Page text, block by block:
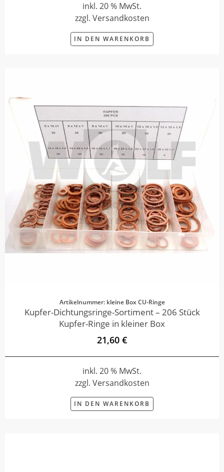
inkl. 20 % MwSt.
zzgl. Versandkosten
IN DEN WARENKORB
Artikelnummer: kleine Box CU-Ringe
Kupfer-Dichtungsringe-Sortiment – 206 Stück
Kupfer-Ringe in kleiner Box
21,60 €
inkl. 20 % MwSt.
zzgl. Versandkosten
IN DEN WARENKORB